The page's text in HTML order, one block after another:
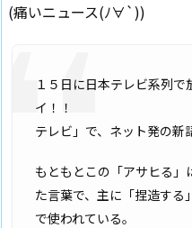
(痛いニュース(ﾉ∀`))
１５日に日本テレビ系列
イ！！
テレビ」で、ネット発の新
もともとこの「アサヒる」
た言葉で、主に「捏造す
で使われている。